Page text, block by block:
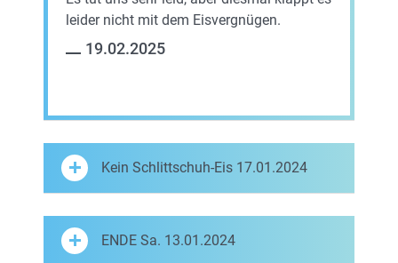
leider nicht mit dem Eisvergnügen.
19.02.2025
Kein Schlittschuh-Eis 17.01.2024
ENDE Sa. 13.01.2024